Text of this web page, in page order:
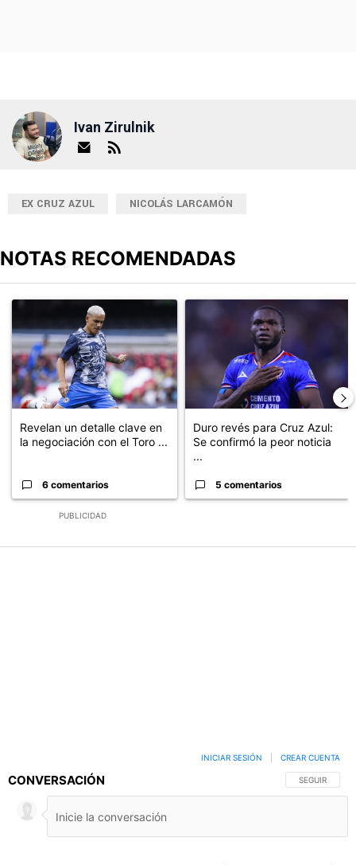
Ivan Zirulnik
EX CRUZ AZUL NICOLÁS LARCAMÓN
NOTAS RECOMENDADAS
PUBLICIDAD
Un artículo de tendencia con el título "Revelan un detalle clave
Revelan un detalle clave en
la negociación con el Toro ...
6 comentarios
Un artículo de tendencia con
Duro revés para Cruz Azul:
Se confirmó la peor noticia
...
5 comentarios
CONVERSACIÓN SIGA ESTA
SEGUIR
INICIAR SESIÓN CREAR CUENTA